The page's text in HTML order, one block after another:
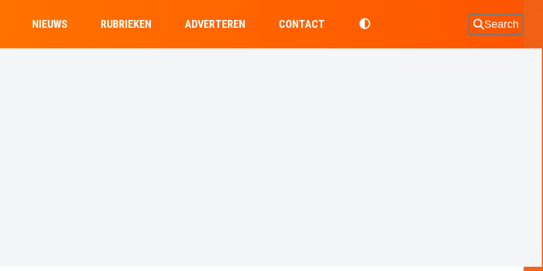
NIEUWS RUBRIEKEN ADVERTEREN CONTACT Search